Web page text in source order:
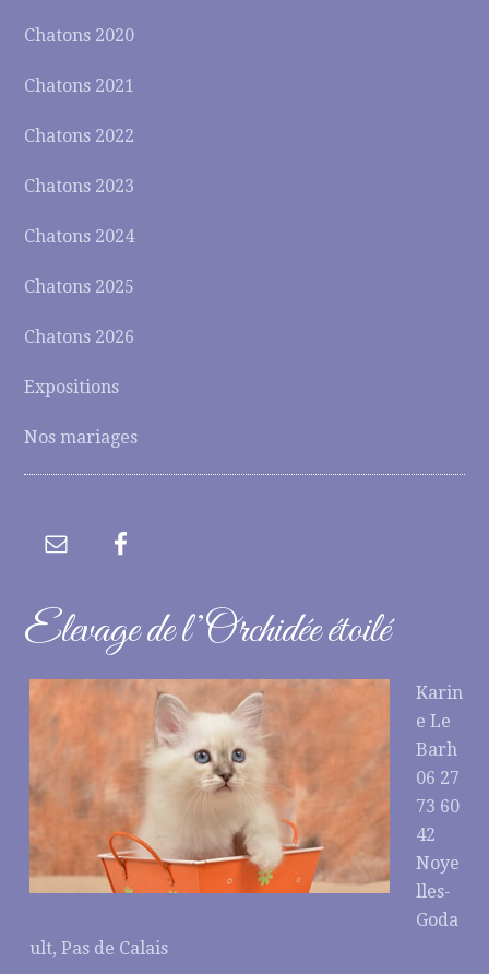
Chatons 2020
Chatons 2021
Chatons 2022
Chatons 2023
Chatons 2024
Chatons 2025
Chatons 2026
Expositions
Nos mariages
Elevage de l’Orchidée étoilé
Karin
e Le
Barh
06 27
73 60
42
Noye
lles-
Goda
ult, Pas de Calais